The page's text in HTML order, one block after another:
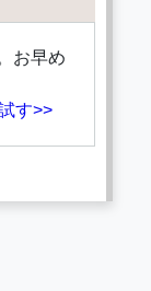
お早め
す>>